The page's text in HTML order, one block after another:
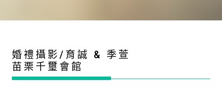
婚禮攝影/育誠 & 季萱
苗栗千璽會館